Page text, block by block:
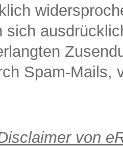
sich
Spam-Mails,
von